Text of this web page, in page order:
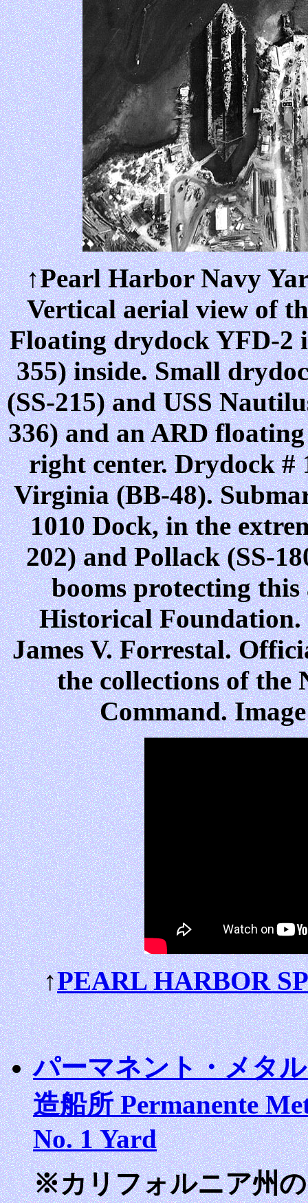
↑Pearl Harbor Navy
Vertical aerial view of
Floating drydock YFD-2
355) inside. Small
(SS-215) and USS
336) and an ARD
right center. Drydock #
Virginia (BB-48).
1010 Dock, in the
202) and Pollack (SS-
booms protecting
Historical
James V. Forrestal.
the collections of the
Command.
↑PEARL HARBOR
パーマネント・メタ
造船所 Permanente
No. 1 Yard
※カリフォルニア州